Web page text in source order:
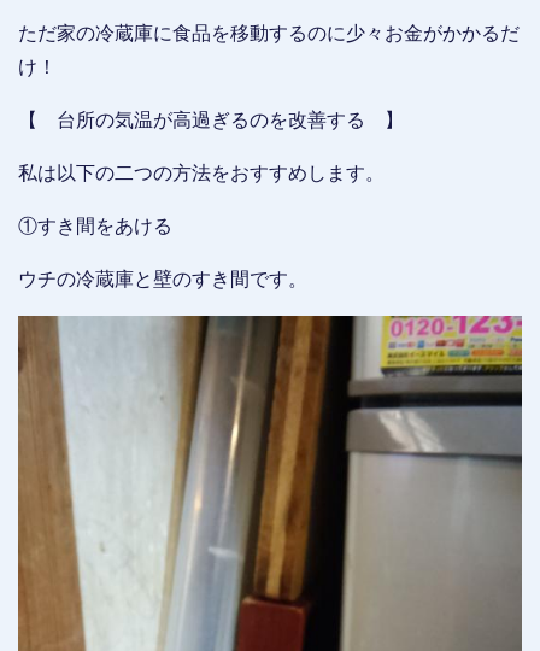
ただ家の冷蔵庫に食品を移動するのに少々お金がかかるだ
け！
【 台所の気温が高過ぎるのを改善する 】
私は以下の二つの方法をおすすめします。
①すき間をあける
ウチの冷蔵庫と壁のすき間です。